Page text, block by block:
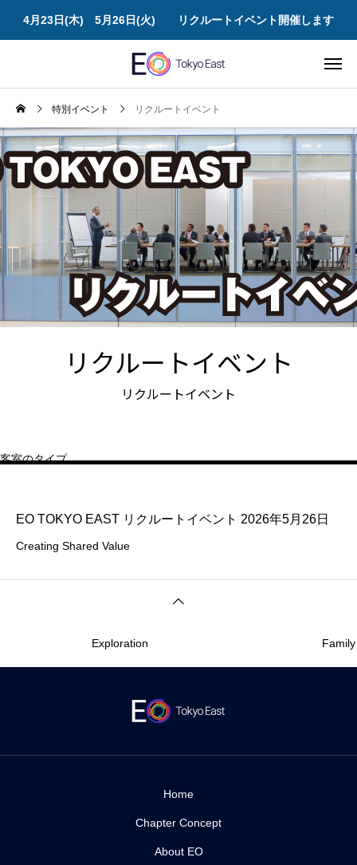
4月23日(木) 5月26日(火) リクルートイベント開催します
特別イベント リクルートイベント
リクルートイベント
リクルートイベント
客室のタイプ
EO TOKYO EAST リクルートイベント 2026年5月26日
Creating Shared Value
Exploration
Home
Chapter Concept
About EO